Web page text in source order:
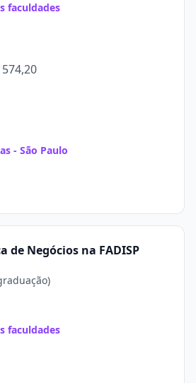
faculdades
574,20
- São Paulo
de Negócios na FADISP
faculdades